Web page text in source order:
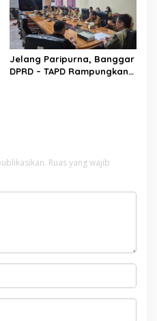
Jelang Paripurna, Banggar
DPRD – TAPD Rampungkan
Ruas yang wajib